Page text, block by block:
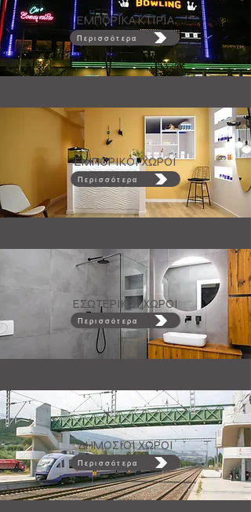
ΕΜΠΟΡΙΚΑ ΚΤΙΡΙΑ
Περισσότερα
ΕΜΠΟΡΙΚΟΙ ΧΩΡΟΙ
Περισσότερα
ΕΣΩΤΕΡΙΚΟΙ ΧΩΡΟΙ
Περισσότερα
ΔΗΜΟΣΙΟΙ ΧΩΡΟΙ
Περισσότερα